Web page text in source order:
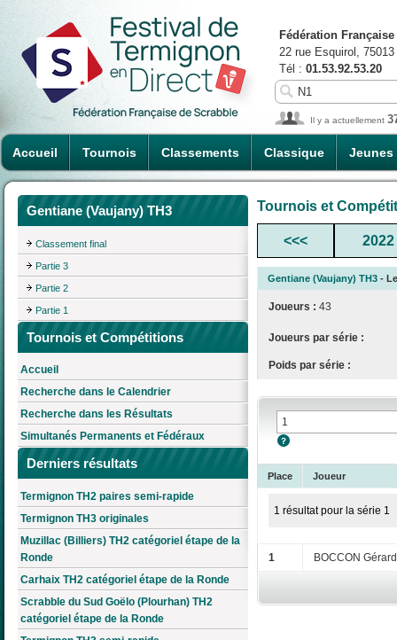
Accueil Tournois Classements Classique Jeunes
Fédération
22 rue Esquirol,
Tél : 01.53.92.53.20
Il y a actuellement
Gentiane (Vaujany) TH3
Classement final
Partie 3
Partie 2
Partie 1
Tournois et Compétitions
Accueil
Recherche dans le Calendrier
Recherche dans les Résultats
Simultanés Permanents et Fédéraux
Derniers résultats
Termignon TH2 paires semi-rapide
Termignon TH3 originales
Muzillac (Billiers) TH2 catégoriel étape de la
Ronde
Carhaix TH2 catégoriel étape de la Ronde
Scrabble du Sud Goëlo (Plourhan) TH2
catégoriel étape de la Ronde
Tournois et
<<< 2022
Gentiane (Vaujany) TH3 -
Joueurs : 43
Joueurs par série :
Poids par série :
Place Joueur
1 résultat pour la série 1
1 BOCCON Gérard